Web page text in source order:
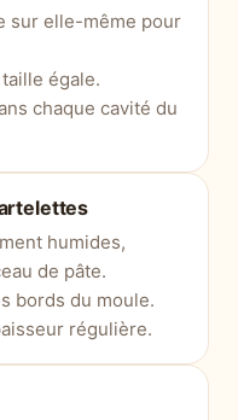
sur elle-même pour
égale.
chaque cavité du
humides,
de pâte.
bords du moule.
régulière.